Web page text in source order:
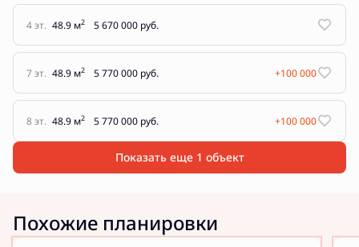
4 эт. 48.9 м2 5 670 000 руб.
7 эт. 48.9 м2 5 770 000 руб. +100 000
8 эт. 48.9 м2 5 770 000 руб. +100 000
Показать еще 1 объект
Похожие планировки